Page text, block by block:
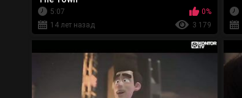
5:07
0%
14 лет назад
3 179